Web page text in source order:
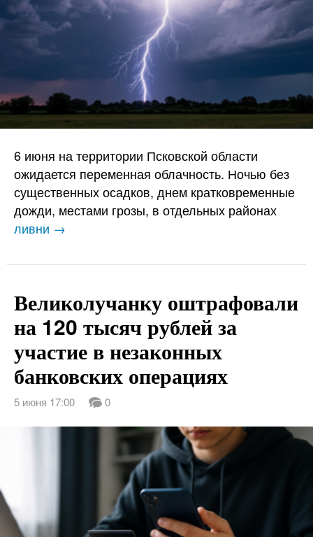
6 июня на территории Псковской области
ожидается переменная облачность. Ночью без
существенных осадков, днем кратковременные
дожди, местами грозы, в отдельных районах
ливни →
Великолучанку оштрафовали
на 120 тысяч рублей за
участие в незаконных
банковских операциях
5 июня 17:00 0